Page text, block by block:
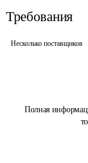
Полная
Требования
Несколько поставщиков